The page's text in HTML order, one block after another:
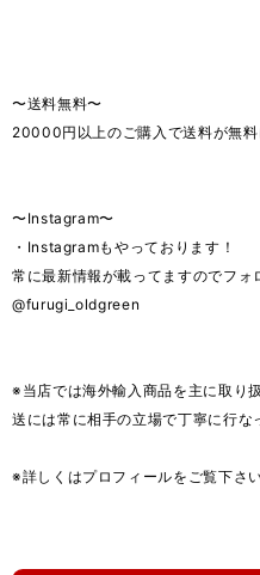
〜送料無料〜
20000円以上のご購入で送料が無料
〜Instagram〜
・Instagramもやっております！
常に最新情報が載ってますのでフォ
@furugi_oldgreen
※当店では海外輸入商品を主に取り
送には常に相手の立場で丁寧に行な
※詳しくはプロフィールをご覧下さ